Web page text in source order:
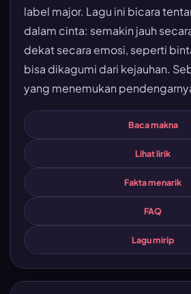
label major. Lagu ini bicara
dalam cinta: semakin jauh
dekat secara emosi, seperti
bisa dikagumi dari kejauhan.
yang menemukan
Baca makna
Lihat lirik
Fakta menarik
FAQ
Lagu mirip